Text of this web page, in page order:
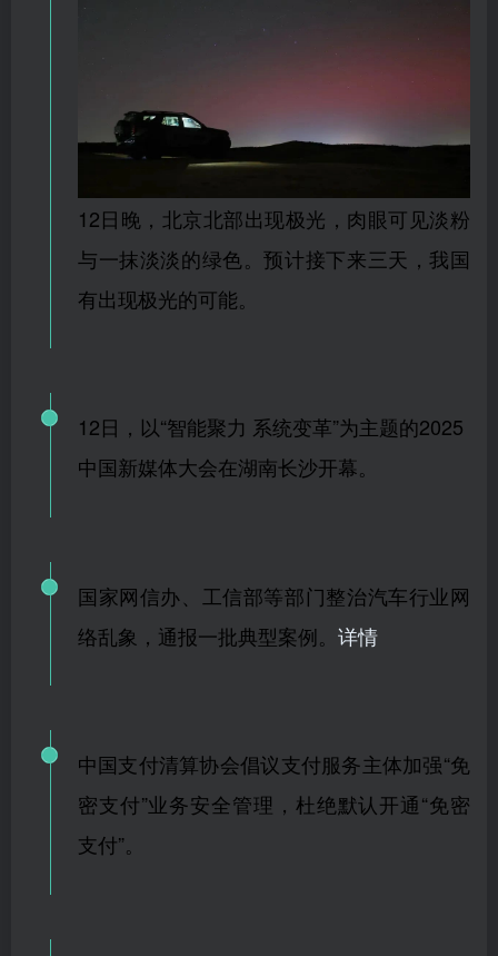
12日晚，北京北部出现极光，肉眼可见淡粉
与一抹淡淡的绿色。预计接下来三天，我国
有出现极光的可能。
12日，以“智能聚力 系统变革”为主题的2025
中国新媒体大会在湖南长沙开幕。
国家网信办、工信部等部门整治汽车行业网
络乱象，通报一批典型案例。 详情
中国支付清算协会倡议支付服务主体加强“免
密支付”业务安全管理，杜绝默认开通“免密
支付”。